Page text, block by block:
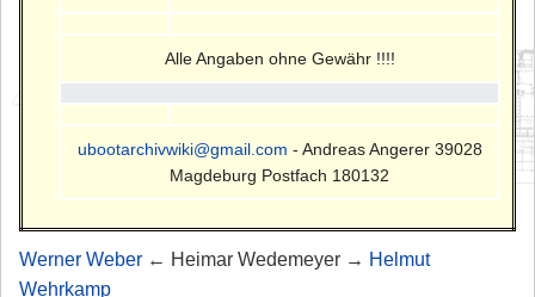
Alle Angaben ohne Gewähr !!!!
ubootarchivwiki@gmail.com - Andreas Angerer 39028
Magdeburg Postfach 180132
Werner Weber ← Heimar Wedemeyer → Helmut
Wehrkamp